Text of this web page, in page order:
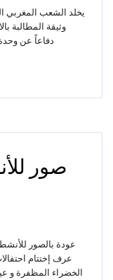
وثيقة المطالبة
دفاعاً عن
صور
عرف إختتام
الخضراء المظفرة و